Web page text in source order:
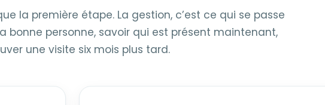
la première étape. La gestion, c’est ce qui se passe
bonne personne, savoir qui est présent maintenant,
une visite six mois plus tard.